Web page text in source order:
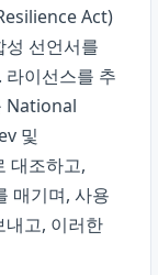
Act)
성 선언서를
이선스를 추
National
및
대조하고,
매기며, 사용
내고, 이러한